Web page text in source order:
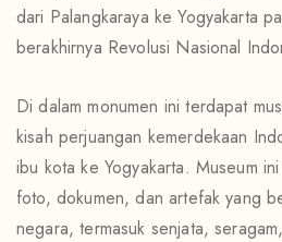
dari Palangkaraya ke Yogyakarta
berakhirnya Revolusi Nasional
Di dalam monumen ini terdapat
kisah perjuangan kemerdekaan
ibu kota ke Yogyakarta. Museum
foto, dokumen, dan artefak yang
negara, termasuk senjata,